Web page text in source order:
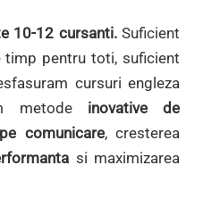
10-12 cursanti.Suficient
pentru toti, suficient
cursuri engleza
metode inovative de
comunicare, cresterea
si maximizarea